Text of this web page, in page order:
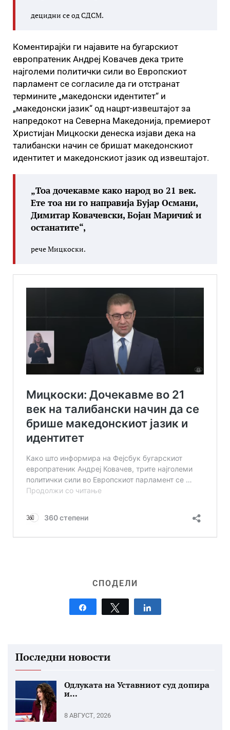
децидни се од СДСМ.
Коментирајќи ги најавите на бугарскиот
европратеник Андреј Ковачев дека трите
најголеми политички сили во Европскиот
парламент се согласиле да ги отстранат
термините „македонски идентитет“ и
„македонски јазик“ од нацрт-извештајот за
напредокот на Северна Македонија, премиерот
Христијан Мицкоски денеска изјави дека на
талибански начин се бришат македонскиот
идентитет и македонскиот јазик од извештајот.
„Тоа дочекавме како народ во 21 век.
Ете тоа ни го направија Бујар Османи,
Димитар Ковачевски, Бојан Маричиќ и
останатите“,
рече Мицкоски.
СПОДЕЛИ
Tweet
Последни новости
Одлуката на Уставниот суд допира
и...
8 АВГУСТ, 2026